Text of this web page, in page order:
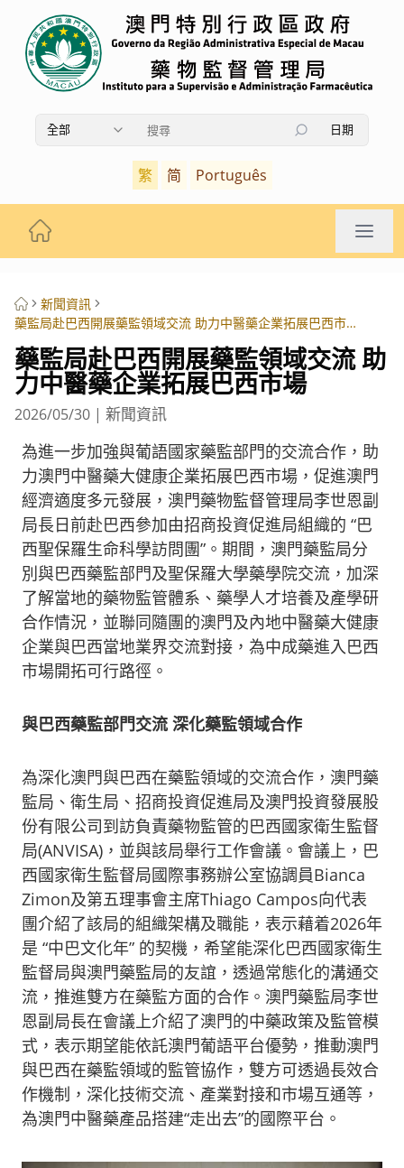
全部
日期
繁 简 Português
新聞資訊
藥監局赴巴西開展藥監領域交流 助力中醫藥企業拓展巴西市場
藥監局赴巴西開展藥監領域交流 助
力中醫藥企業拓展巴西市場
2026/05/30 | 新聞資訊
為進一步加強與葡語國家藥監部門的交流合作，助
力澳門中醫藥大健康企業拓展巴西市場，促進澳門
經濟適度多元發展，澳門藥物監督管理局李世恩副
局長日前赴巴西參加由招商投資促進局組織的 “巴
西聖保羅生命科學訪問團”。期間，澳門藥監局分
別與巴西藥監部門及聖保羅大學藥學院交流，加深
了解當地的藥物監管體系、藥學人才培養及產學研
合作情況，並聯同隨團的澳門及內地中醫藥大健康
企業與巴西當地業界交流對接，為中成藥進入巴西
市場開拓可行路徑。
與巴西藥監部門交流 深化藥監領域合作
為深化澳門與巴西在藥監領域的交流合作，澳門藥
監局、衛生局、招商投資促進局及澳門投資發展股
份有限公司到訪負責藥物監管的巴西國家衛生監督
局(ANVISA)，並與該局舉行工作會議。會議上，巴
西國家衛生監督局國際事務辦公室協調員Bianca
Zimon及第五理事會主席Thiago Campos向代表
團介紹了該局的組織架構及職能，表示藉着2026年
是 “中巴文化年” 的契機，希望能深化巴西國家衛生
監督局與澳門藥監局的友誼，透過常態化的溝通交
流，推進雙方在藥監方面的合作。澳門藥監局李世
恩副局長在會議上介紹了澳門的中藥政策及監管模
式，表示期望能依託澳門葡語平台優勢，推動澳門
與巴西在藥監領域的監管協作，雙方可透過長效合
作機制，深化技術交流、產業對接和市場互通等，
為澳門中醫藥產品搭建“走出去”的國際平台。